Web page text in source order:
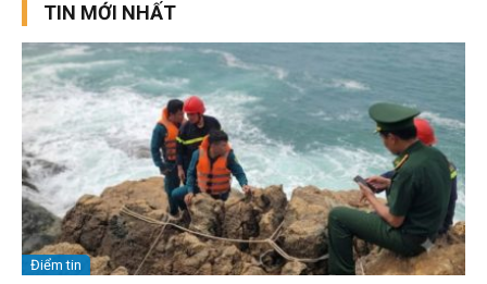
TIN MỚI NHẤT
Điểm tin